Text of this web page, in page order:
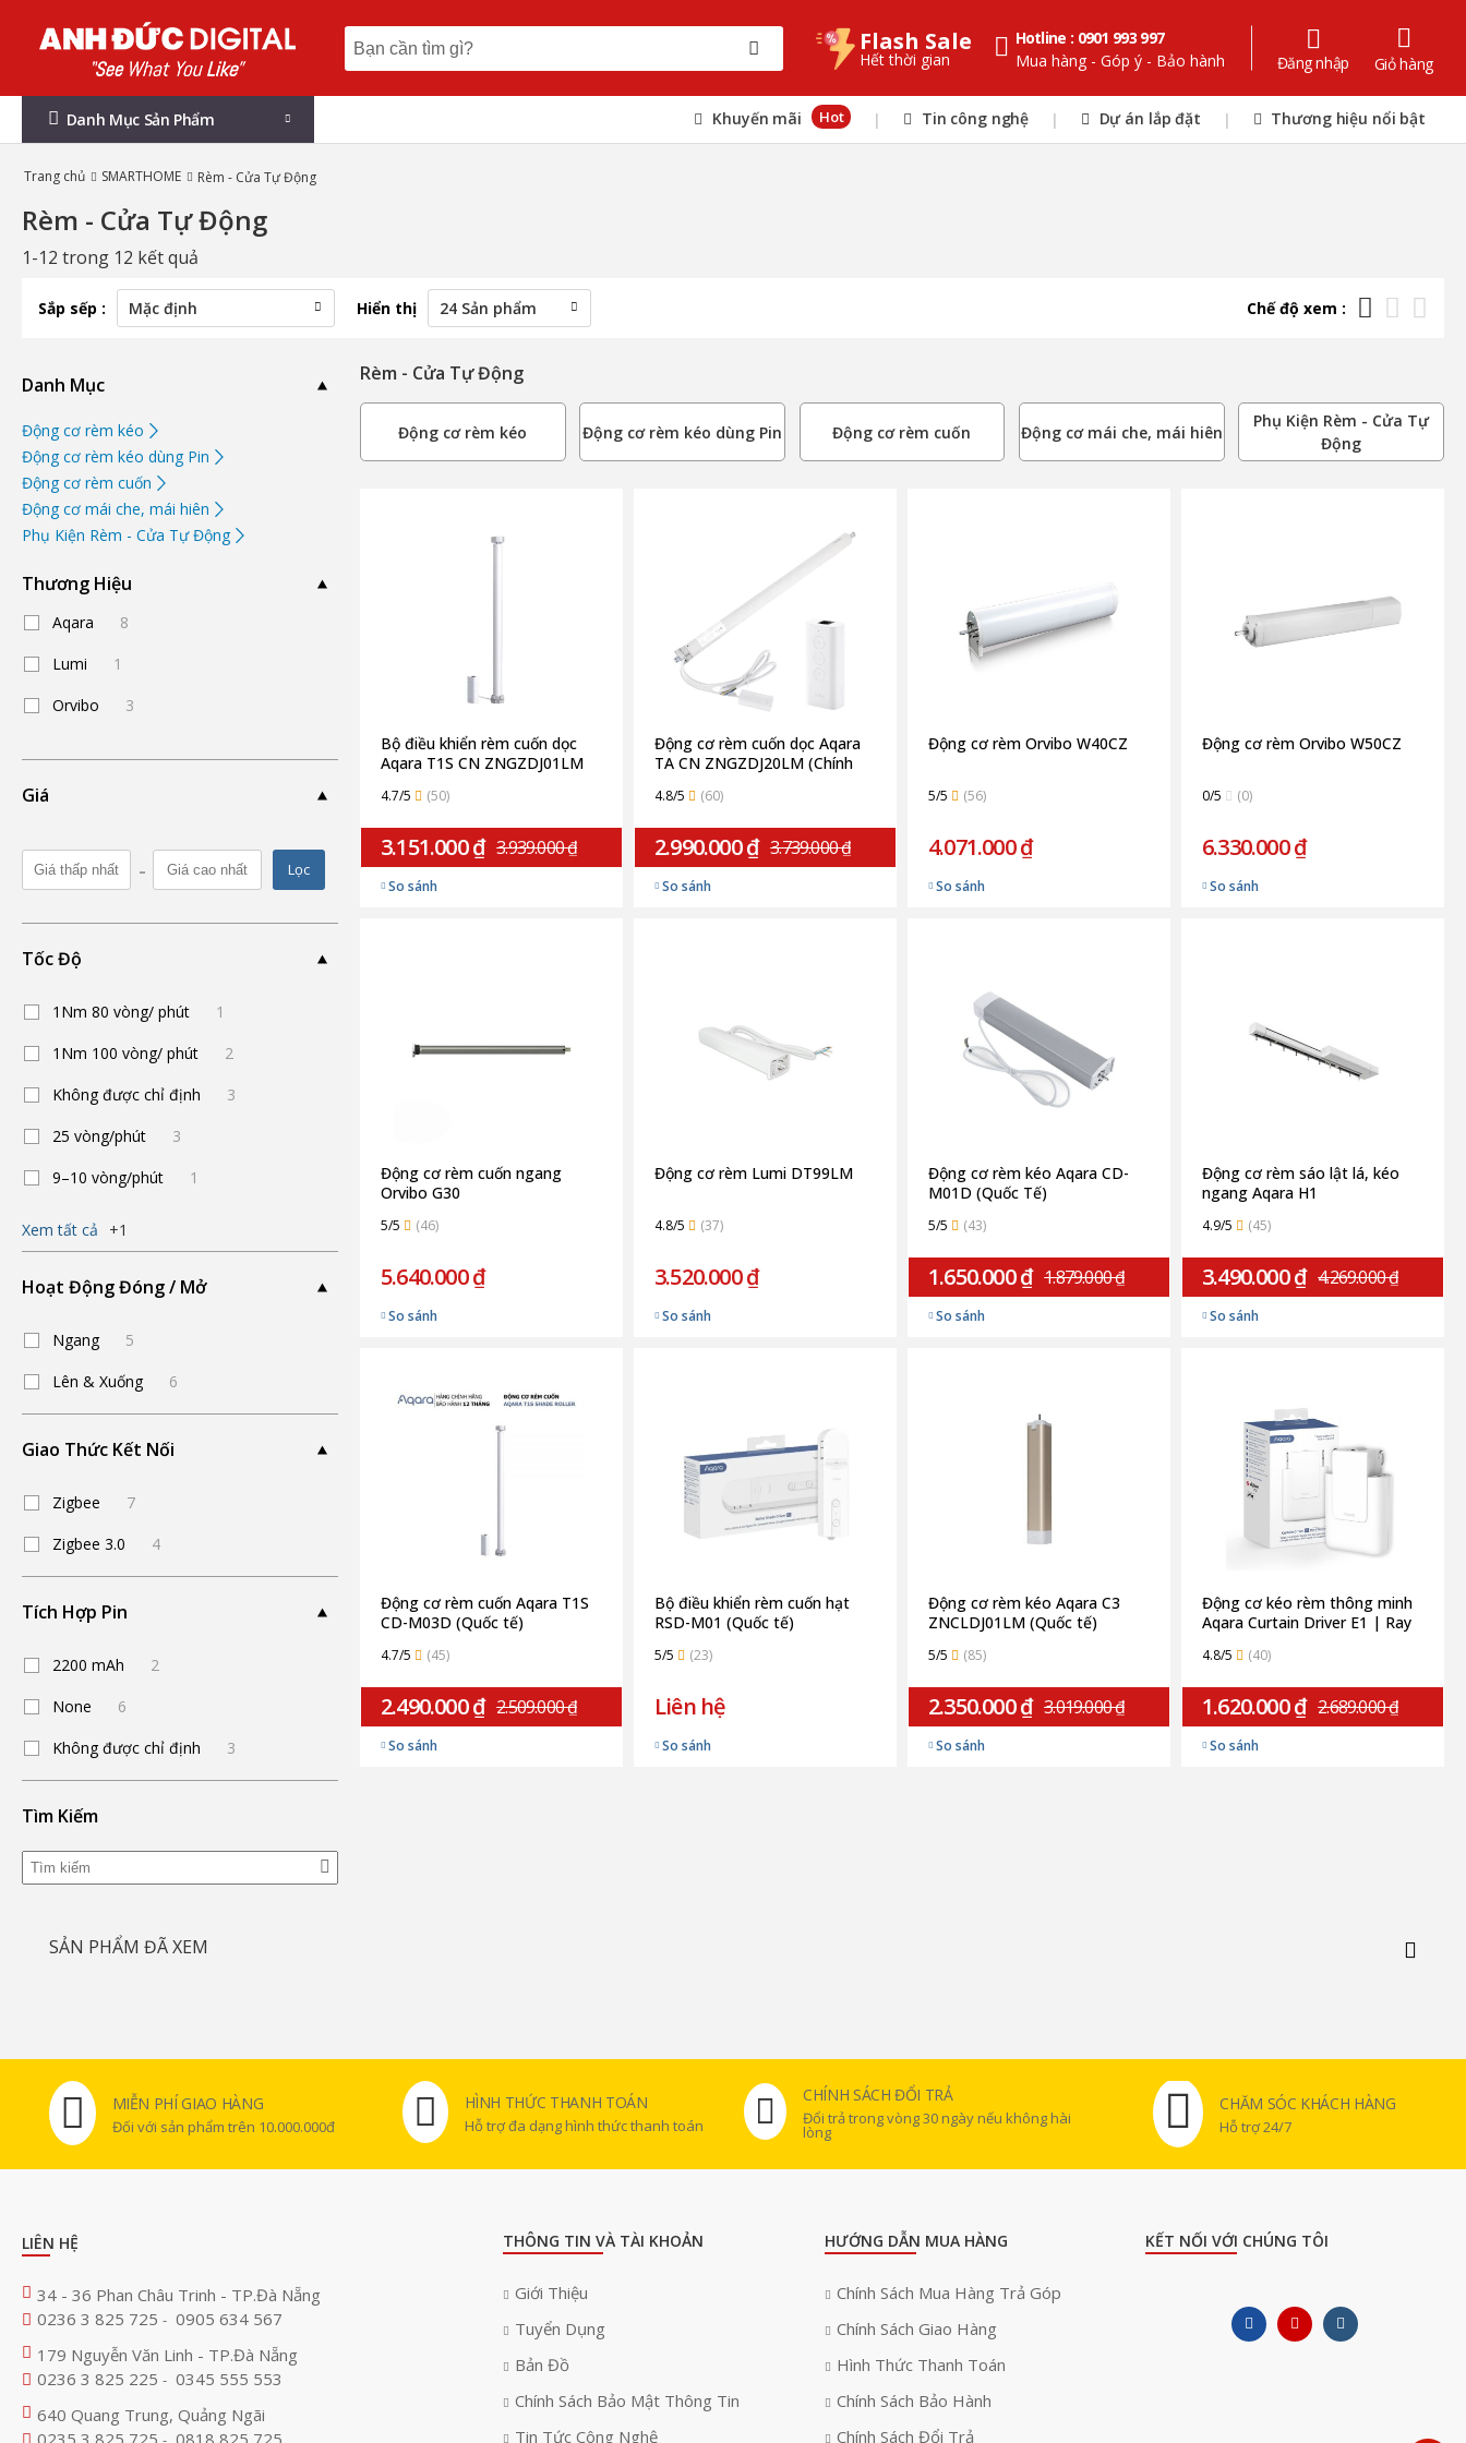
Flash Sale
Hết thời gian
Hotline : 0901 993 997
Mua hàng - Góp ý - Bảo hành
Đăng nhập Giỏ hàng
Danh Mục Sản Phẩm Khuyến mãi Hot | Tin công nghệ | Dự án lắp đặt | Thương hiệu nổi bật
Trang chủ SMARTHOME Rèm - Cửa Tự Động
Rèm - Cửa Tự Động
1-12 trong 12 kết quả
Sắp sếp : Hiển thị Chế độ xem :
Danh Mục
Động cơ rèm kéo
Động cơ rèm kéo dùng Pin
Động cơ rèm cuốn
Động cơ mái che, mái hiên
Phụ Kiện Rèm - Cửa Tự Động
Thương Hiệu
Aqara
8
Lumi
1
Orvibo
3
Giá
- Lọc
Tốc Độ
1Nm 80 vòng/ phút
1
1Nm 100 vòng/ phút
2
Không được chỉ định
3
25 vòng/phút
3
9–10 vòng/phút
1
Xem tất cả +1
Hoạt Động Đóng / Mở
Ngang
5
Lên & Xuống
6
Giao Thức Kết Nối
Zigbee
7
Zigbee 3.0
4
Tích Hợp Pin
2200 mAh
2
None
6
Không được chỉ định
3
Tìm Kiếm
Rèm - Cửa Tự Động
Động cơ rèm kéo Động cơ rèm kéo dùng Pin Động cơ rèm cuốn Động cơ mái che, mái hiên
Phụ Kiện Rèm - Cửa Tự
Động
Bộ điều khiển rèm cuốn dọc
Aqara T1S CN ZNGZDJ01LM
4.7/5 (50)
3.151.000 ₫ 3.939.000 ₫
So sánh
Động cơ rèm cuốn dọc Aqara
TA CN ZNGZDJ20LM (Chính
4.8/5 (60)
2.990.000 ₫ 3.739.000 ₫
So sánh
Động cơ rèm Orvibo W40CZ
5/5 (56)
4.071.000 ₫
So sánh
Động cơ rèm Orvibo W50CZ
0/5 (0)
6.330.000 ₫
So sánh
Động cơ rèm cuốn ngang
Orvibo G30
5/5 (46)
5.640.000 ₫
So sánh
Động cơ rèm Lumi DT99LM
4.8/5 (37)
3.520.000 ₫
So sánh
Động cơ rèm kéo Aqara CD-
M01D (Quốc Tế)
5/5 (43)
1.650.000 ₫ 1.879.000 ₫
So sánh
Động cơ rèm sáo lật lá, kéo
ngang Aqara H1
4.9/5 (45)
3.490.000 ₫ 4.269.000 ₫
So sánh
Động cơ rèm cuốn Aqara T1S
CD-M03D (Quốc tế)
4.7/5 (45)
2.490.000 ₫ 2.509.000 ₫
So sánh
Bộ điều khiển rèm cuốn hạt
RSD-M01 (Quốc tế)
5/5 (23)
Liên hệ
So sánh
Động cơ rèm kéo Aqara C3
ZNCLDJ01LM (Quốc tế)
5/5 (85)
2.350.000 ₫ 3.019.000 ₫
So sánh
Động cơ kéo rèm thông minh
Aqara Curtain Driver E1 | Ray
4.8/5 (40)
1.620.000 ₫ 2.689.000 ₫
So sánh
SẢN PHẨM ĐÃ XEM
MIỄN PHÍ GIAO HÀNG
Đối với sản phẩm trên 10.000.000đ
HÌNH THỨC THANH TOÁN
Hỗ trợ đa dạng hình thức thanh toán
CHÍNH SÁCH ĐỔI TRẢ
Đổi trả trong vòng 30 ngày nếu không hài
lòng
CHĂM SÓC KHÁCH HÀNG
Hỗ trợ 24/7
LIÊN HỆ
34 - 36 Phan Châu Trinh - TP.Đà Nẵng
0236 3 825 725 - 0905 634 567
179 Nguyễn Văn Linh - TP.Đà Nẵng
0236 3 825 225 - 0345 555 553
640 Quang Trung, Quảng Ngãi
0235 3 825 725
0818 825 725
THÔNG TIN VÀ TÀI KHOẢN
Giới Thiệu
Tuyển Dụng
Bản Đồ
Chính Sách Bảo Mật Thông Tin
Tin Tức Công Nghệ
HƯỚNG DẪN MUA HÀNG
Chính Sách Mua Hàng Trả Góp
Chính Sách Giao Hàng
Hình Thức Thanh Toán
Chính Sách Bảo Hành
Chính Sách Đổi Trả
KẾT NỐI VỚI CHÚNG TÔI